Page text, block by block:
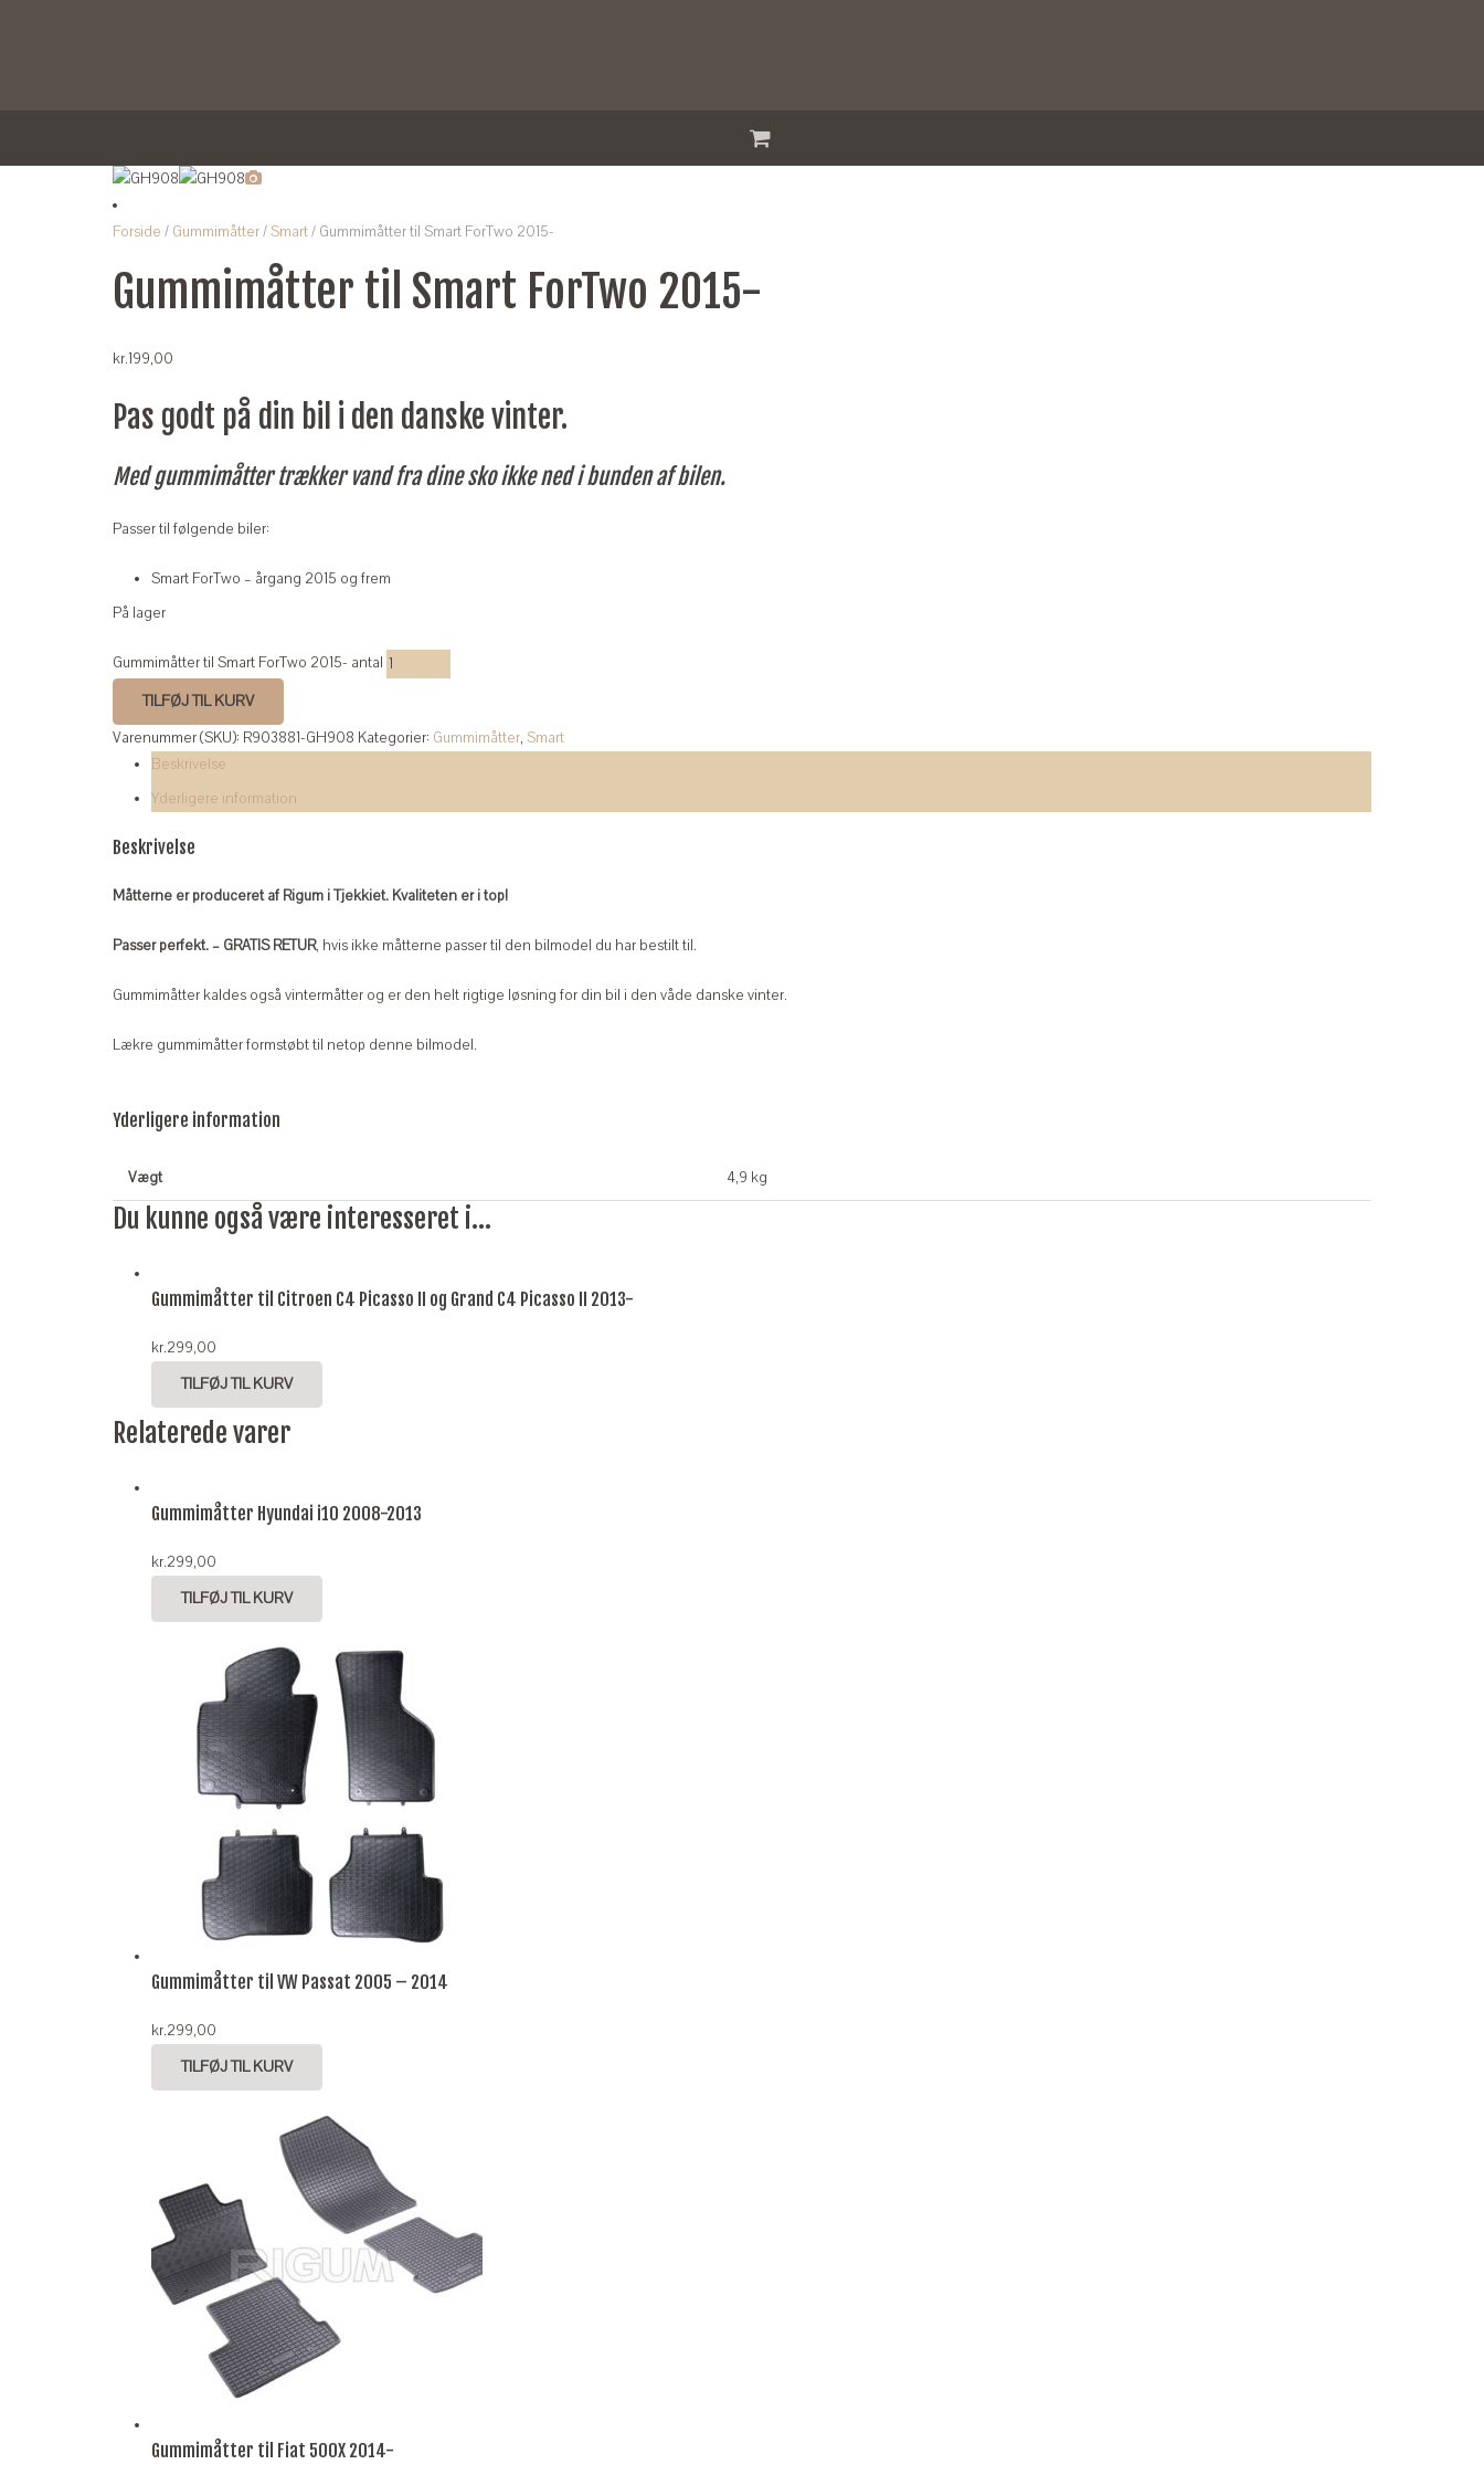
Forside / Gummimåtter/Smart/ Gummimåtter til Smart ForTwo 2015-
Gummimåtter til Smart ForTwo 2015-
kr.199,00
Pas godt på din bil i den danske vinter.
Med gummimåtter trækker vand fra dine sko ikke ned i bunden af bilen.
Passer til følgende biler:
Smart ForTwo – årgang 2015 og frem
På lager
Gummimåtter til Smart ForTwo 2015- antal
TILFØJ TIL KURV
Varenummer (SKU): R903881-GH908 Kategorier: Gummimåtter, Smart
Beskrivelse
Yderligere information
Beskrivelse
Måtterne er produceret af Rigum i Tjekkiet. Kvaliteten er i top!
Passer perfekt. – GRATIS RETUR, hvis ikke måtterne passer til den bilmodel du har bestilt til.
Gummimåtter kaldes også vintermåtter og er den helt rigtige løsning for din bil i den våde danske vinter.
Lækre gummimåtter formstøbt til netop denne bilmodel.
Yderligere information
Vægt 4,9 kg
Du kunne også være interesseret i...
Gummimåtter til Citroen C4 Picasso II og Grand C4 Picasso II 2013-
kr.299,00
TILFØJ TIL KURV
Relaterede varer
Gummimåtter Hyundai i10 2008-2013
kr.299,00
TILFØJ TIL KURV
Gummimåtter til VW Passat 2005 – 2014
kr.299,00
TILFØJ TIL KURV
Gummimåtter til Fiat 500X 2014-